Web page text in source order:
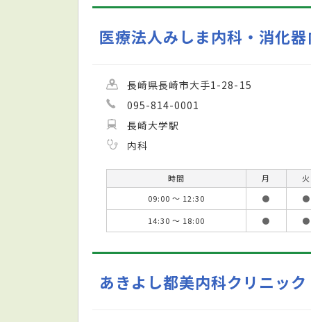
医療法人みしま内科・消化
長崎県長崎市大手1-28-15
095-814-0001
長崎大学駅
内科
時間 月 火
09:00 ～ 12:30
● ●
14:30 ～ 18:00
● ●
あきよし都美内科クリニック